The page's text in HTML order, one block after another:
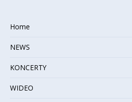
Home
NEWS
KONCERTY
WIDEO